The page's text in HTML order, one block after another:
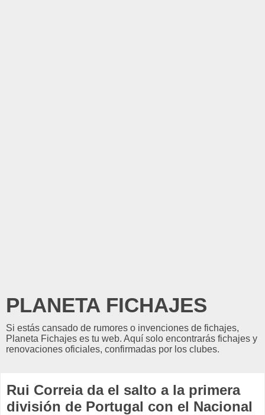
PLANETA FICHAJES
Si estás cansado de rumores o invenciones de fichajes,
Planeta Fichajes es tu web. Aquí solo encontrarás fichajes y
renovaciones oficiales, confirmadas por los clubes.
Rui Correia da el salto a la primera
división de Portugal con el Nacional